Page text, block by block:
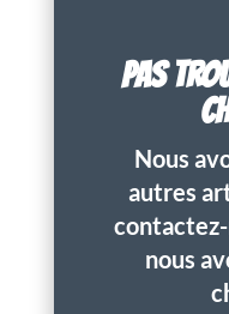
PAS
Nous
autres
nous